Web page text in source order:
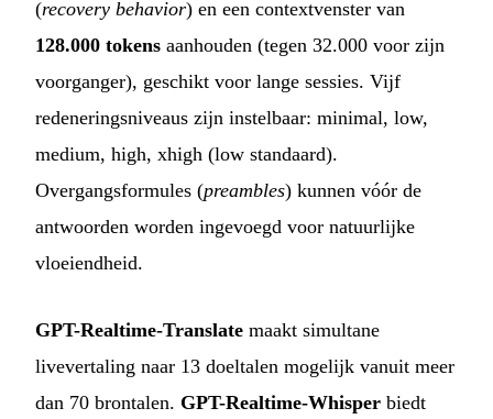
(recovery behavior) en een contextvenster van
128.000 tokens aanhouden (tegen 32.000 voor zijn
voorganger), geschikt voor lange sessies. Vijf
redeneringsniveaus zijn instelbaar: minimal, low,
medium, high, xhigh (low standaard).
Overgangsformules (preambles) kunnen vóór de
antwoorden worden ingevoegd voor natuurlijke
vloeiendheid.
GPT-Realtime-Translate maakt simultane
livevertaling naar 13 doeltalen mogelijk vanuit meer
dan 70 brontalen. GPT-Realtime-Whisper biedt